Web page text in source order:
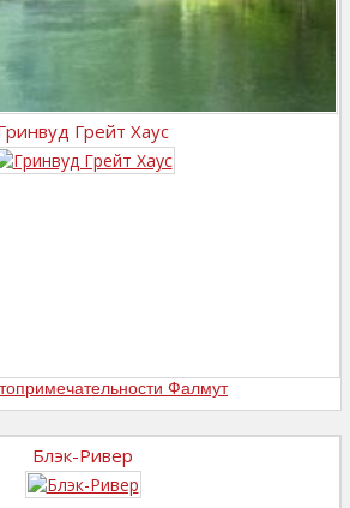
Грейт Хаус
Фалмут
Блэк-Ривер